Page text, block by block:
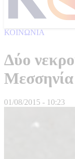
ΚΟΙΝΩΝΙΑ
Δύο
Μεσσηνία
01/08/2015 - 10:23